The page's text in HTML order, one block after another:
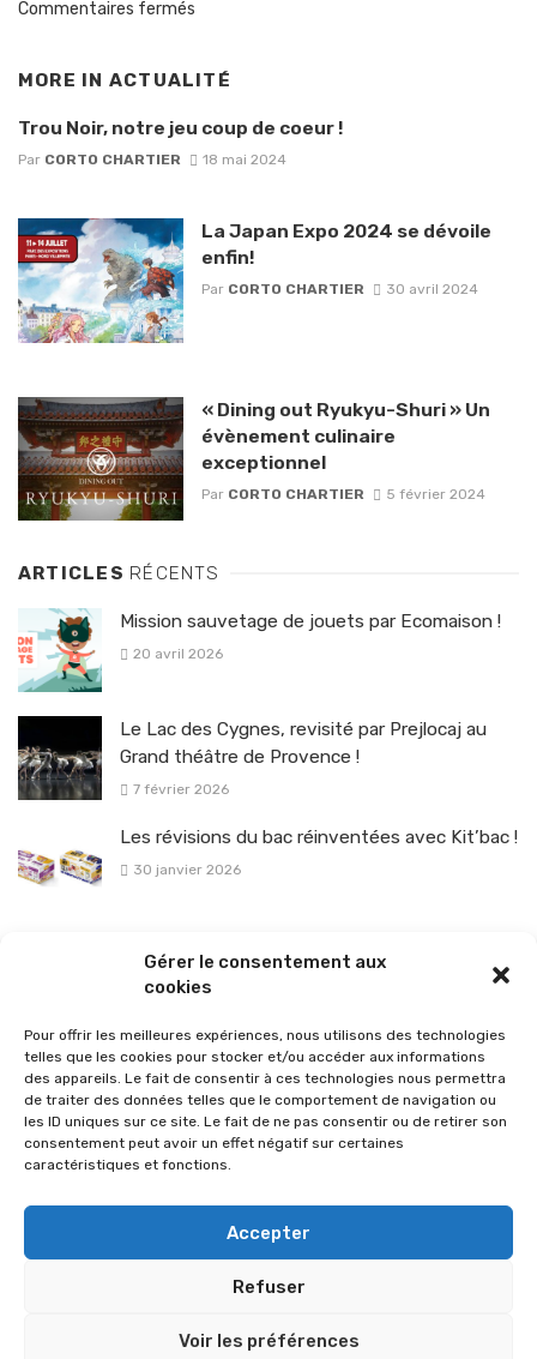
Gérer le consentement aux
cookies
Pour offrir les meilleures expériences, nous utilisons des technologies
telles que les cookies pour stocker et/ou accéder aux informations
des appareils. Le fait de consentir à ces technologies nous permettra
de traiter des données telles que le comportement de navigation ou
les ID uniques sur ce site. Le fait de ne pas consentir ou de retirer son
consentement peut avoir un effet négatif sur certaines
caractéristiques et fonctions.
Accepter
Refuser
Voir les préférences
Commentaires fermés
MORE IN ACTUALITÉ
Trou Noir, notre jeu coup de coeur !
Par CORTO CHARTIER 18 mai 2024
La Japan Expo 2024 se dévoile
enfin!
Par CORTO CHARTIER 30 avril 2024
« Dining out Ryukyu-Shuri » Un
évènement culinaire
exceptionnel
Par CORTO CHARTIER 5 février 2024
ARTICLES RÉCENTS
Mission sauvetage de jouets par Ecomaison !
20 avril 2026
Le Lac des Cygnes, revisité par Prejlocaj au
Grand théâtre de Provence !
7 février 2026
Les révisions du bac réinventées avec Kit’bac !
30 janvier 2026